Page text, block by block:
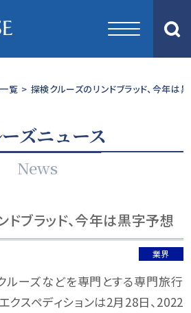
覧 > 探検クルーズのリンドブラッド、今年は
ズニュース
News
ドブラッド、今年は黒字予想
業界
ルーズなどを専門とする専門旅行
エクスペディションは2月28日、2022